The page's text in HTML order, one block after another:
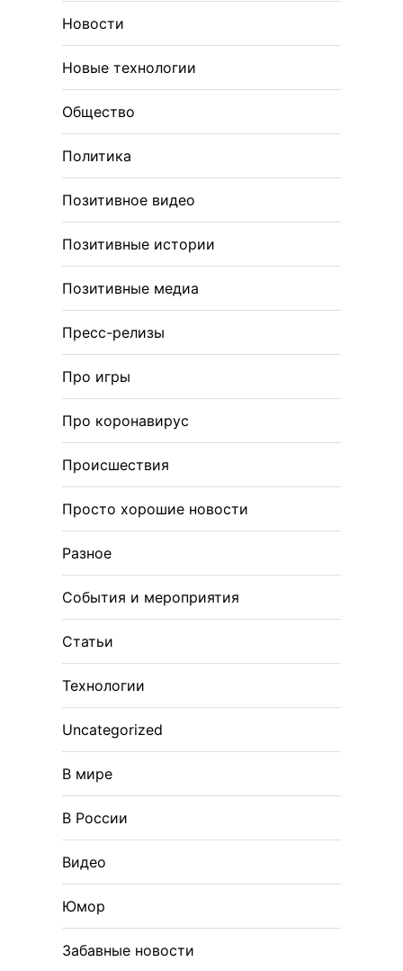
Новости
Новые технологии
Общество
Политика
Позитивное видео
Позитивные истории
Позитивные медиа
Пресс-релизы
Про игры
Про коронавирус
Происшествия
Просто хорошие новости
Разное
События и мероприятия
Статьи
Технологии
Uncategorized
В мире
В России
Видео
Юмор
Забавные новости